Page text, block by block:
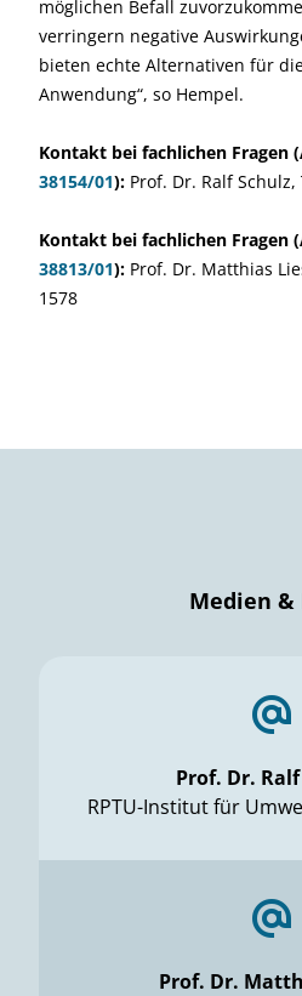
möglichen Befall
verringern negative
bieten echte Alternativen für
Anwendung“, so Hempel.
Kontakt bei fachlichen Fragen
38154/01): Prof. Dr. Ralf
Kontakt bei fachlichen Fragen (
38813/01): Prof. Dr. Matthias
1578
Medien &
Prof. Dr.
RPTU-Institut für
Prof. Dr.